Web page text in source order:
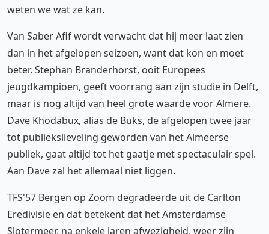
weten we wat ze kan.
Van Saber Afif wordt verwacht dat hij meer laat zien
dan in het afgelopen seizoen, want dat kon en moet
beter. Stephan Branderhorst, ooit Europees
jeugdkampioen, geeft voorrang aan zijn studie in Delft,
maar is nog altijd van heel grote waarde voor Almere.
Dave Khodabux, alias de Buks, de afgelopen twee jaar
tot publiekslieveling geworden van het Almeerse
publiek, gaat altijd tot het gaatje met spectaculair spel.
Aan Dave zal het allemaal niet liggen.
TFS'57 Bergen op Zoom degradeerde uit de Carlton
Eredivisie en dat betekent dat het Amsterdamse
Slotermeer, na enkele jaren afwezigheid, weer zijn